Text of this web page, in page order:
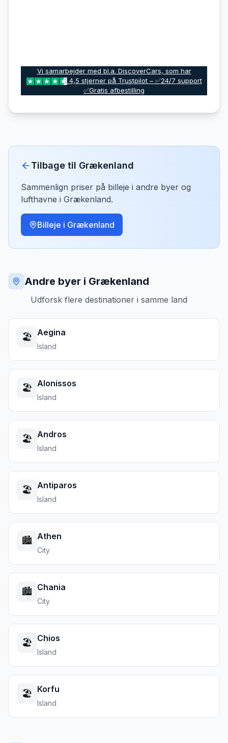
Vi samarbejder med bl.a. DiscoverCars, som har
4,5 stjerner på Trustpilot – ✅24/7 support
✅Gratis afbestilling
Tilbage til Grækenland
Sammenlign priser på billeje i andre byer og
lufthavne i Grækenland.
Billeje i Grækenland
Andre byer i Grækenland
Udforsk flere destinationer i samme land
🏖️ Aegina
Island
🏖️ Alonissos
Island
🏖️ Andros
Island
🏖️ Antiparos
Island
🏙️ Athen
City
🏙️ Chania
City
🏖️ Chios
Island
🏖️ Korfu
Island